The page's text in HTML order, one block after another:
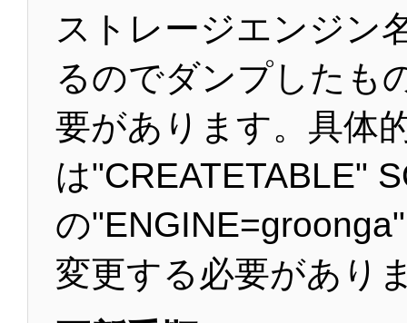
ストレージエンジン
るのでダンプしたも
要があります。具体
は"CREATETABLE"
の
変更する必要があり